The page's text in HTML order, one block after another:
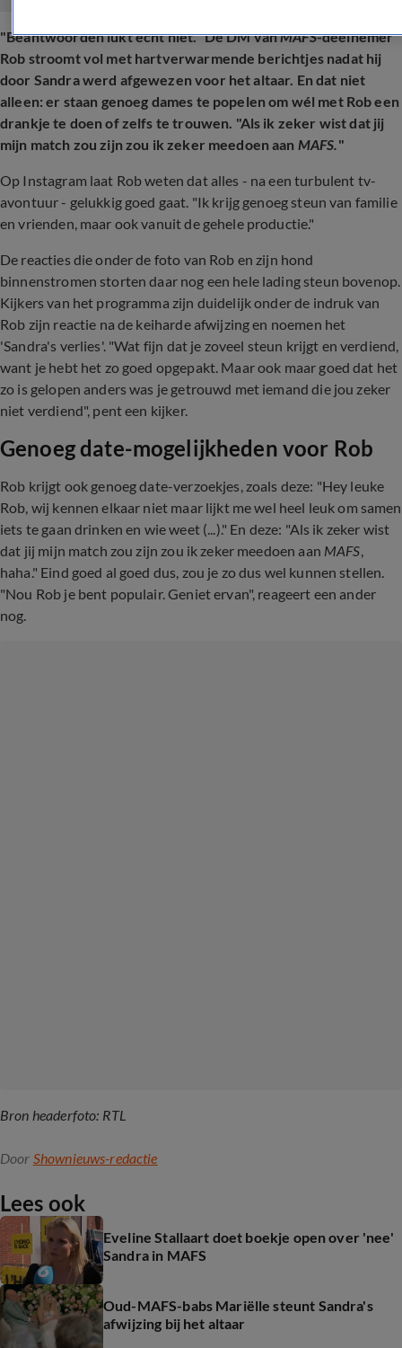
"Beantwoorden lukt echt niet." De DM vanMAFS-deelnemer
Rob stroomt vol met hartverwarmende berichtjes nadat hij
door Sandra werd afgewezen voor het altaar. En dat niet
alleen: er staan genoeg dames te popelen om wél met Rob een
drankje te doen of zelfs te trouwen. "Als ik zeker wist dat jij
mijn match zou zijn zou ik zeker meedoen aan MAFS."
Op Instagram laat Rob weten dat alles - na een turbulent tv-
avontuur - gelukkig goed gaat. "Ik krijg genoeg steun van familie
en vrienden, maar ook vanuit de gehele productie."
De reacties die onder de foto van Rob en zijn hond
binnenstromen storten daar nog een hele lading steun bovenop.
Kijkers van het programma zijn duidelijk onder de indruk van
Rob zijn reactie na de keiharde afwijzing en noemen het
'Sandra's verlies'. "Wat fijn dat je zoveel steun krijgt en verdiend,
want je hebt het zo goed opgepakt. Maar ook maar goed dat het
zo is gelopen anders was je getrouwd met iemand die jou zeker
niet verdiend", pent een kijker.
Genoeg date-mogelijkheden voor Rob
Rob krijgt ook genoeg date-verzoekjes, zoals deze: "Hey leuke
Rob, wij kennen elkaar niet maar lijkt me wel heel leuk om samen
iets te gaan drinken en wie weet (...)." En deze: "Als ik zeker wist
dat jij mijn match zou zijn zou ik zeker meedoen aan MAFS,
haha." Eind goed al goed dus, zou je zo dus wel kunnen stellen.
"Nou Rob je bent populair. Geniet ervan", reageert een ander
nog.
Bron headerfoto: RTL
Door Shownieuws-redactie
Lees ook
Eveline Stallaart doet boekje open over 'nee'
Sandra in MAFS
Oud-MAFS-babs Mariëlle steunt Sandra's
afwijzing bij het altaar